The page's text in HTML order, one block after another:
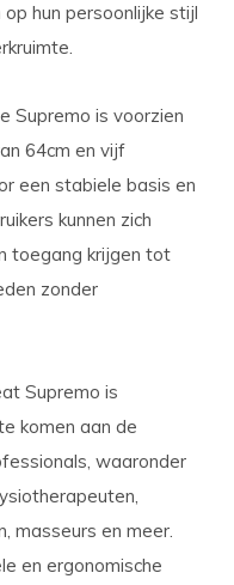
hun persoonlijke stijl
Supremo is voorzien
64cm en vijf
een stabiele basis en
kunnen zich
toegang krijgen tot
zonder
Supremo is
komen aan de
waaronder
masseurs en meer.
en ergonomische